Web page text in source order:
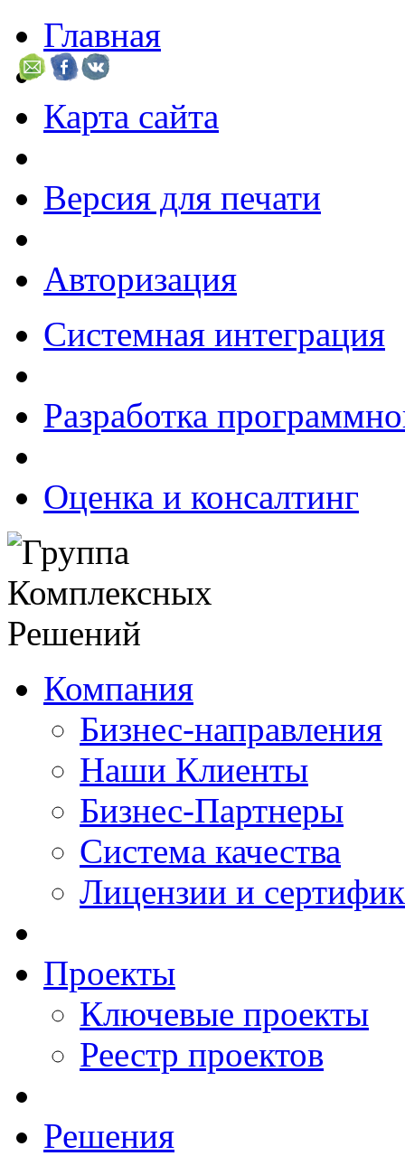
Главная
Карта сайта
Версия для печати
Авторизация
Системная интеграция
Разработка
Оценка и консалтинг
Компания
Бизнес-направления
Наши Клиенты
Бизнес-Партнеры
Система качества
Лицензии и
Проекты
Ключевые проекты
Реестр проектов
Решения